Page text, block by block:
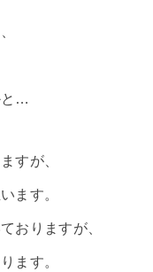
と…
すが、
ます。
おりますが、
ます。